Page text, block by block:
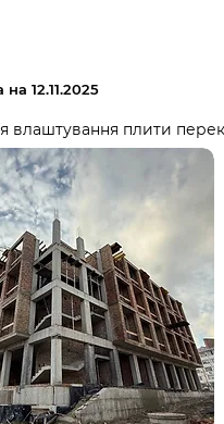
12.11.2025
влаштування плити